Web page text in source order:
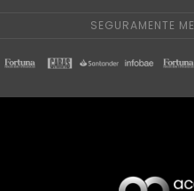
SEGURAMENTE